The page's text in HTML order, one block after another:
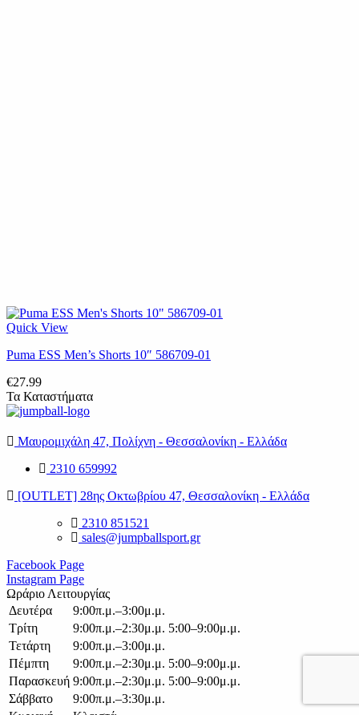
Quick View
Puma ESS Men’s Shorts 10″ 586709-01
€27.99
Τα Καταστήματα
Μαυρομιχάλη 47, Πολίχνη - Θεσσαλονίκη - Ελλάδα
2310 659992
[OUTLET] 28ης Οκτωβρίου 47, Θεσσαλονίκη - Ελλάδα
2310 851521
sales@jumpballsport.gr
Facebook Page
Instagram Page
Ωράριο Λειτουργίας
Δευτέρα
9:00π.μ.–3:00μ.μ.
Τρίτη
9:00π.μ.–2:30μ.μ. 5:00–9:00μ.μ.
Τετάρτη
9:00π.μ.–3:00μ.μ.
Πέμπτη
9:00π.μ.–2:30μ.μ. 5:00–9:00μ.μ.
Παρασκευή 9:00π.μ.–2:30μ.μ. 5:00–9:00μ.μ.
Σάββατο
9:00π.μ.–3:30μ.μ.